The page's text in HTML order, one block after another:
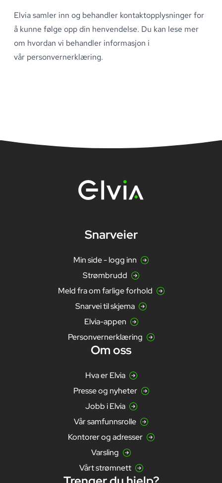
Elvia samler inn og behandler kontaktopplysninger for
å kunne følge opp din henvendelse. Du kan lese mer
om hvordan vi behandler informasjon i
vår personvernerklæring.
Snarveier
Min side - logg inn
Strømbrudd
Meld fra om farlige forhold
Snarvei til skjema
Elvia-appen
Personvernerklæring
Om oss
Hva er Elvia
Presse og nyheter
Jobb i Elvia
Vår samfunnsrolle
Kontorer og adresser
Varsling
Vårt strømnett